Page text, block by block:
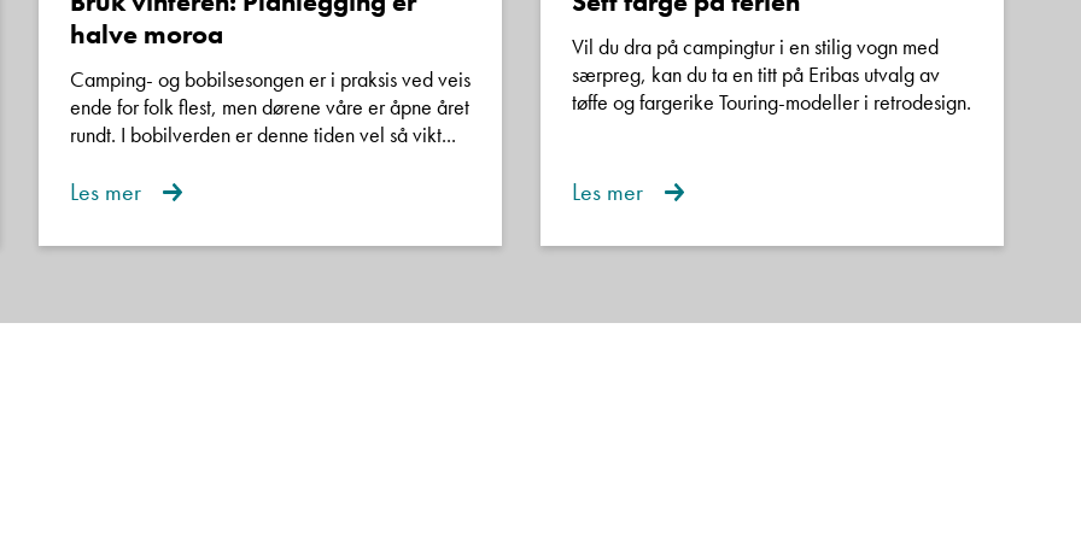
påvirke vekten på salgsobjektet.
av våre trivelige selgere for en hyggelig bobil- og/eller vognprat, vi står klar
Personvernerklæring
Kontakt avdeling
halve moroa
Camping- og bobilsesongen er i praksis ved veis
ende for folk flest, men dørene våre er åpne året
rundt. I bobilverden er denne tiden vel så vikt...
Les mer
Vil du dra på campingtur i en stilig vogn med
særpreg, kan du ta en titt på Eribas utvalg av
tøffe og fargerike Touring-modeller i retrodesign.
Les mer